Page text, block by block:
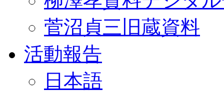
菅沼貞三旧蔵資料
活動報告
日本語